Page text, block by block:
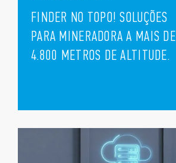
FINDER NO TOPO! SOLUÇÕES
PARA MINERADORA A MAIS DE
4.800 METROS DE ALTITUDE.